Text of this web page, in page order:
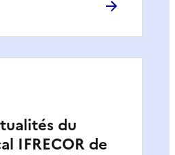
du
IFRECOR de